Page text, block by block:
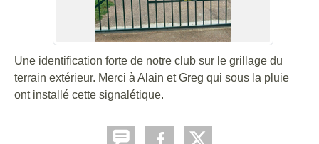
Une identification forte de notre club sur le grillage du
terrain extérieur. Merci à Alain et Greg qui sous la pluie
ont installé cette signalétique.